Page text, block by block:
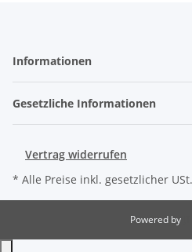
Informationen
Gesetzliche Informationen
Vertrag widerrufen
* Alle Preise inkl. gesetzlicher
Powered by